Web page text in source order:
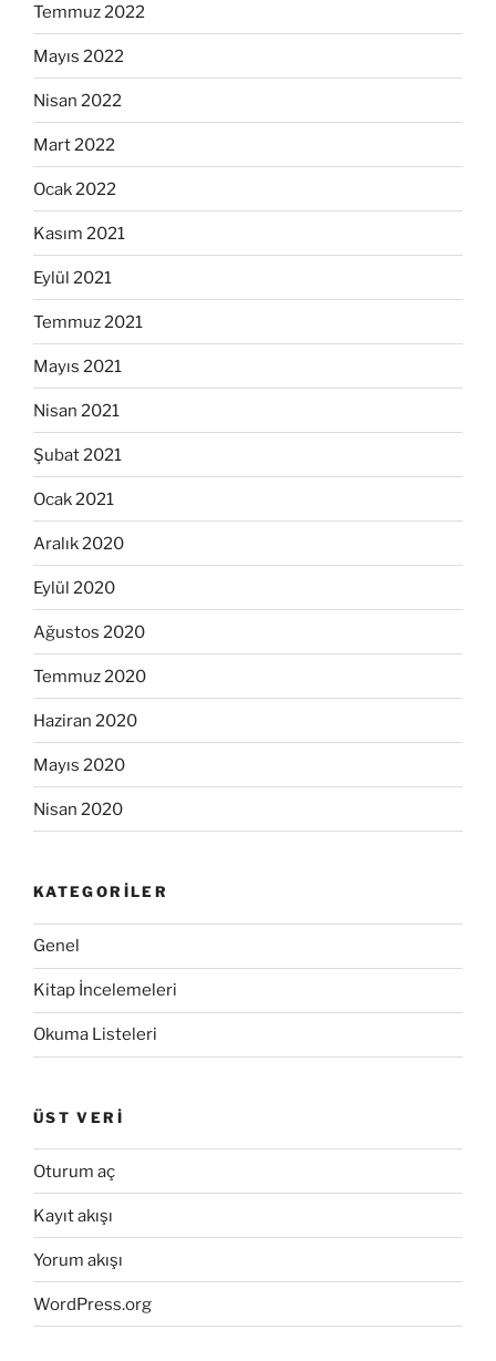
Temmuz 2022
Mayıs 2022
Nisan 2022
Mart 2022
Ocak 2022
Kasım 2021
Eylül 2021
Temmuz 2021
Mayıs 2021
Nisan 2021
Şubat 2021
Ocak 2021
Aralık 2020
Eylül 2020
Ağustos 2020
Temmuz 2020
Haziran 2020
Mayıs 2020
Nisan 2020
KATEGORILER
Genel
Kitap İncelemeleri
Okuma Listeleri
ÜST VERI
Oturum aç
Kayıt akışı
Yorum akışı
WordPress.org